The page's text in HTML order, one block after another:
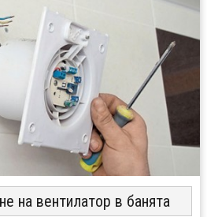
на вентилатор в банята